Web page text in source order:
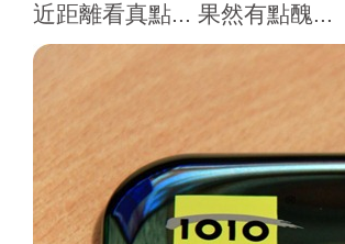
近距離看真點... 果然有點醜...